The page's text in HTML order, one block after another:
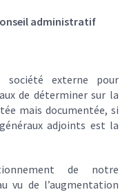
administratif
société externe pour
de déterminer sur la
mais documentée, si
adjoints est la
de notre
vu de l’augmentation